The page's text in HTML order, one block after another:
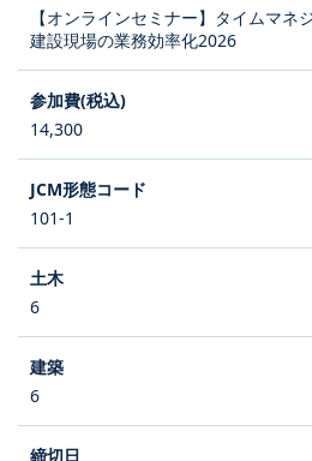
【オンラインセミナー】タイムマネ
建設現場の業務効率化2026
14,300
101-1
6
6